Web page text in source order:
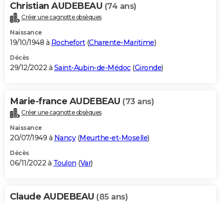
Christian AUDEBEAU (74 ans)
Créer une cagnotte obsèques
Naissance
19/10/1948 à Rochefort(Charente-Maritime)
Décès
29/12/2022 à Saint-Aubin-de-Médoc(Gironde)
Marie-france AUDEBEAU (73 ans)
Créer une cagnotte obsèques
Naissance
20/07/1949 à Nancy(Meurthe-et-Moselle)
Décès
06/11/2022 à Toulon (Var)
Claude AUDEBEAU (85 ans)